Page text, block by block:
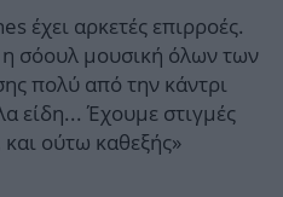
έχει αρκετές επιρροές.
σόουλ μουσική όλων των
πολύ από την κάντρι
είδη... Έχουμε στιγμές
και ούτω καθεξής»